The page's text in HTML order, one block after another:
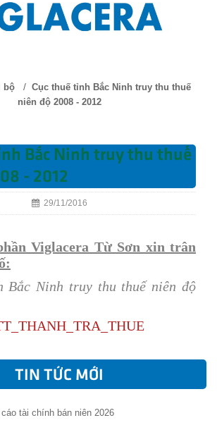
bộ / Cục thuế tỉnh Bắc Ninh truy thu thuế
niên độ 2008 - 2012
Bắc Ninh truy thu thuế
- 2012
29/11/2016
Viglacera Từ Sơn xin trân
Bắc Ninh truy thu thuế niên độ
TIN TỨC MỚI
cáo tài chính bán niên 2026